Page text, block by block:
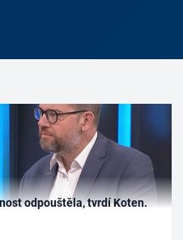
odpouštěla, tvrdí Koten.